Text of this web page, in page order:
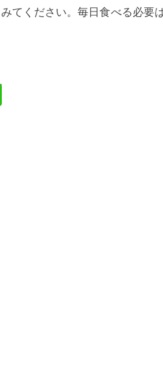
てください。毎日食べる必要